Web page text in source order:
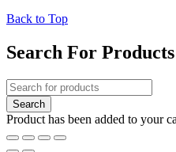
Back to Top
Search For Products
Product has been added to your